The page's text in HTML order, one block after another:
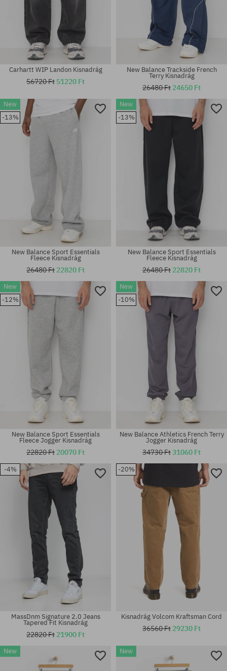
Elérhető méretek:
S; M; L
Elérhető méretek:
30; 31; 32
Elérhető méretek:
30; 31; 32; 33; 34
Carhartt WIP Landon Kisnadrág
56720 Ft 51220 Ft
Elérhető méretek:
M; L; XL
New Balance Trackside French
Terry Kisnadrág
26480 Ft 24650 Ft
New
-13%
Elérhető méretek:
M; L; XL
New Balance Sport Essentials
Fleece Kisnadrág
26480 Ft 22820 Ft
New
-13%
Elérhető méretek:
M; L; XL
New Balance Sport Essentials
Fleece Kisnadrág
26480 Ft 22820 Ft
New
-12%
Elérhető méretek:
New Balance Sport Essentials
Fleece Jogger Kisnadrág
22820 Ft 20070 Ft
New
-10%
Elérhető méretek:
New Balance Athletics French Terry
Jogger Kisnadrág
34730 Ft31060 Ft
-4%
MassDnm Signature 2.0 Jeans
Tapered Fit Kisnadrág
22820 Ft 21900 Ft
-20%
Kisnadrág Volcom Kraftsman Cord
36560 Ft 29230 Ft
New New